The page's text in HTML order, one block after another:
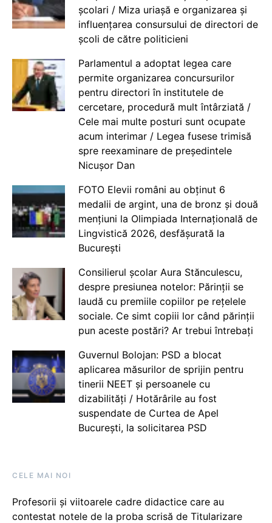
școlari / Miza uriașă e organizarea și
influențarea consursului de directori de
școli de către politicieni
Parlamentul a adoptat legea care
permite organizarea concursurilor
pentru directori în institutele de
cercetare, procedură mult întârziată /
Cele mai multe posturi sunt ocupate
acum interimar / Legea fusese trimisă
spre reexaminare de președintele
Nicușor Dan
FOTO Elevii români au obținut 6
medalii de argint, una de bronz și două
mențiuni la Olimpiada Internațională de
Lingvistică 2026, desfășurată la
București
Consilierul școlar Aura Stănculescu,
despre presiunea notelor: Părinții se
laudă cu premiile copiilor pe rețelele
sociale. Ce simt copiii lor când părinții
pun aceste postări? Ar trebui întrebați
Guvernul Bolojan: PSD a blocat
aplicarea măsurilor de sprijin pentru
tinerii NEET și persoanele cu
dizabilități / Hotărârile au fost
suspendate de Curtea de Apel
București, la solicitarea PSD
CELE MAI NOI
Profesorii și viitoarele cadre didactice care au
contestat notele de la proba scrisă de Titularizare